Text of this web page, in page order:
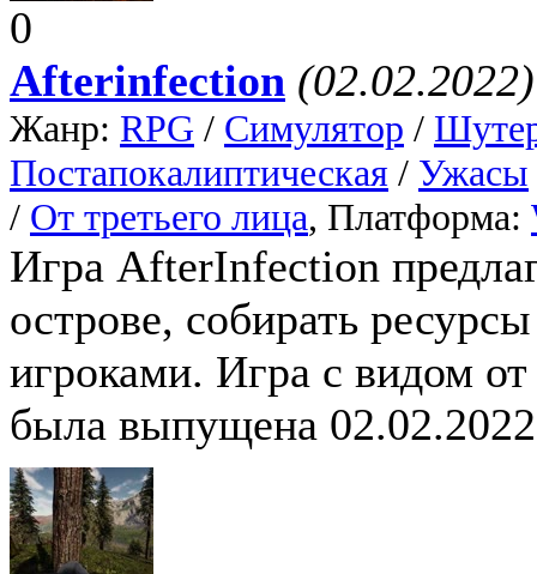
0
Afterinfection (02.02.2022)
Жанр: RPG / Симулятор /
Постапокалиптическая / Ужасы
/ От третьего лица, Платформа:
Игра AfterInfection
острове, собирать
игроками. Игра с видом
была выпущена